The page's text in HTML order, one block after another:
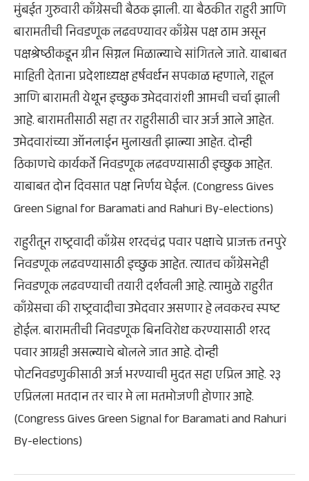
मुंबईत गुरुवारी काँग्रेसची बैठक झाली. या बैठकीत राहुरी आणि
बारामतीची निवडणूक लढवण्यावर काँग्रेस पक्ष ठाम असून
पक्षश्रेष्ठीकडून ग्रीन सिग्नल मिळाल्याचे सांगितले जाते. याबाबत
माहिती देताना प्रदेशाध्यक्ष हर्षवर्धन सपकाळ म्हणाले, राहूल
आणि बारामती येथून इच्छुक उमेदवारांशी आमची चर्चा झाली
आहे. बारामतीसाठी सहा तर राहुरीसाठी चार अर्ज आले आहेत.
उमेदवारांच्या ऑनलाईन मुलाखती झाल्या आहेत. दोन्ही
ठिकाणचे कार्यकर्ते निवडणूक लढवण्यासाठी इच्छुक आहेत.
याबाबत दोन दिवसात पक्ष निर्णय घेईल. (Congress Gives
Green Signal for Baramati and Rahuri By-elections)
राहुरीतून राष्ट्रवादी काँग्रेस शरदचंद्र पवार पक्षाचे प्राजक्त तनपुरे
निवडणूक लढवण्यासाठी इच्छुक आहेत. त्यातच काँग्रेसनेही
निवडणूक लढवण्याची तयारी दर्शवली आहे. त्यामुळे राहुरीत
काँग्रेसचा की राष्ट्रवादीचा उमेदवार असणार हे लवकरच स्पष्ट
होईल. बारामतीची निवडणूक बिनविरोध करण्यासाठी शरद
पवार आग्रही असल्याचे बोलले जात आहे. दोन्ही
पोटनिवडणुकीसाठी अर्ज भरण्याची मुदत सहा एप्रिल आहे. २३
एप्रिलला मतदान तर चार मे ला मतमोजणी होणार आहे.
(Congress Gives Green Signal for Baramati and Rahuri
By-elections)